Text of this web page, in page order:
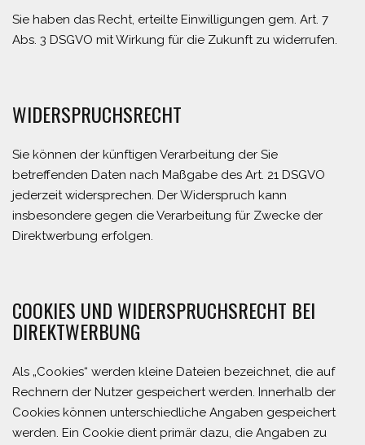
Sie haben das Recht, erteilte Einwilligungen gem. Art. 7
Abs. 3 DSGVO mit Wirkung für die Zukunft zu widerrufen.
WIDERSPRUCHSRECHT
Sie können der künftigen Verarbeitung der Sie
betreffenden Daten nach Maßgabe des Art. 21 DSGVO
jederzeit widersprechen. Der Widerspruch kann
insbesondere gegen die Verarbeitung für Zwecke der
Direktwerbung erfolgen.
COOKIES UND WIDERSPRUCHSRECHT BEI
DIREKTWERBUNG
Als „Cookies“ werden kleine Dateien bezeichnet, die auf
Rechnern der Nutzer gespeichert werden. Innerhalb der
Cookies können unterschiedliche Angaben gespeichert
werden. Ein Cookie dient primär dazu, die Angaben zu